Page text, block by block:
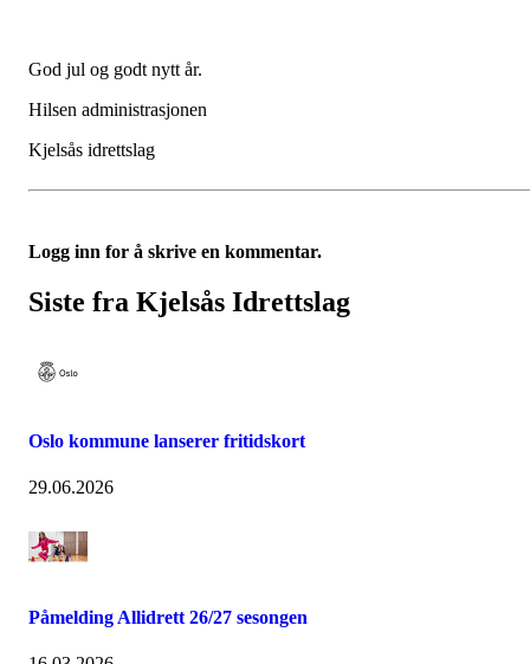
God jul og godt nytt år.
Hilsen administrasjonen
Kjelsås idrettslag
Logg inn for å skrive en kommentar.
Siste fra Kjelsås Idrettslag
Oslo kommune lanserer fritidskort
29.06.2026
Påmelding Allidrett 26/27 sesongen